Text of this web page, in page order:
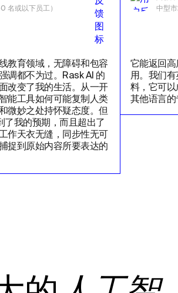
名或以下员工）
教育领域，无障碍和包容
调都不为过。Rask AI 的
改变了我的生活。从一开
能工具如何可能复制人类
微妙之处持怀疑态度。但
了我的预期，而且超出了
作天衣无缝，同步性无可
捉到原始内容所要表达的
中型
它能返回
用。我们
料，它可
其他语言